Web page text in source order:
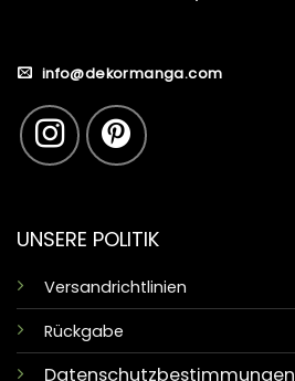
info@dekormanga.com
UNSERE POLITIK
Versandrichtlinien
Rückgabe
Datenschutzbestimmungen